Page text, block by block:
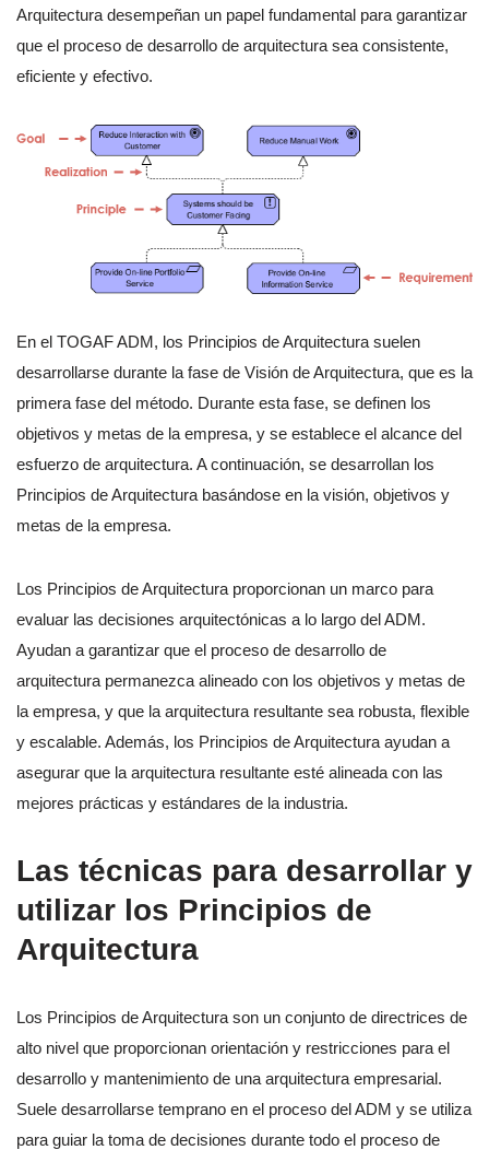
Arquitectura desempeñan un papel fundamental para garantizar
que el proceso de desarrollo de arquitectura sea consistente,
eficiente y efectivo.
En el TOGAF ADM, los Principios de Arquitectura suelen
desarrollarse durante la fase de Visión de Arquitectura, que es la
primera fase del método. Durante esta fase, se definen los
objetivos y metas de la empresa, y se establece el alcance del
esfuerzo de arquitectura. A continuación, se desarrollan los
Principios de Arquitectura basándose en la visión, objetivos y
metas de la empresa.
Los Principios de Arquitectura proporcionan un marco para
evaluar las decisiones arquitectónicas a lo largo del ADM.
Ayudan a garantizar que el proceso de desarrollo de
arquitectura permanezca alineado con los objetivos y metas de
la empresa, y que la arquitectura resultante sea robusta, flexible
y escalable. Además, los Principios de Arquitectura ayudan a
asegurar que la arquitectura resultante esté alineada con las
mejores prácticas y estándares de la industria.
Las técnicas para desarrollar y
utilizar los Principios de
Arquitectura
Los Principios de Arquitectura son un conjunto de directrices de
alto nivel que proporcionan orientación y restricciones para el
desarrollo y mantenimiento de una arquitectura empresarial.
Suele desarrollarse temprano en el proceso del ADM y se utiliza
para guiar la toma de decisiones durante todo el proceso de